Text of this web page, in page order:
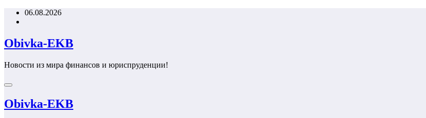
Перейти06.08.2026
Obivka-EKB
Новости из мира финансов и юриспруденции!
Obivka-EKB